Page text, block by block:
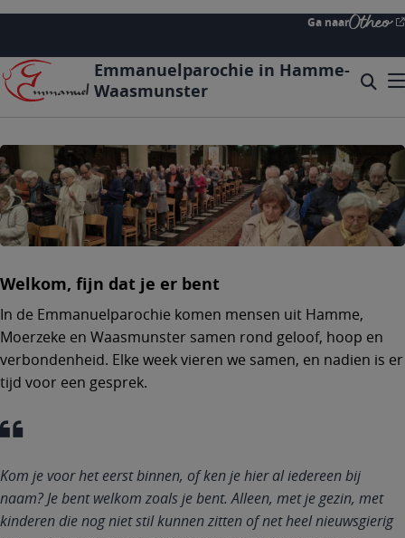
Overslaan
naar
de
inhoud
gaan
Ga naar
Emmanuelparochie in Hamme-
Waasmunster
icon
Welkom, fijn dat je er bent
In de Emmanuelparochie komen mensen uit Hamme,
Moerzeke en Waasmunster samen rond geloof, hoop en
verbondenheid. Elke week vieren we samen, en nadien is er
tijd voor een gesprek.
Kom je voor het eerst binnen, of ken je hier al iedereen bij
naam? Je bent welkom zoals je bent. Alleen, met je gezin, met
kinderen die nog niet stil kunnen zitten of net heel nieuwsgierig